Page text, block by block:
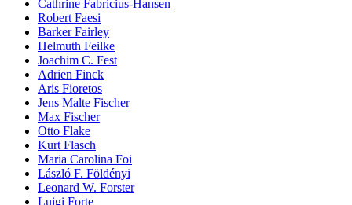
Cathrine Fabricius-Hansen
Robert Faesi
Barker Fairley
Helmuth Feilke
Joachim C. Fest
Adrien Finck
Aris Fioretos
Jens Malte Fischer
Max Fischer
Otto Flake
Kurt Flasch
Maria Carolina Foi
László F. Földényi
Leonard W. Forster
Luigi Forte